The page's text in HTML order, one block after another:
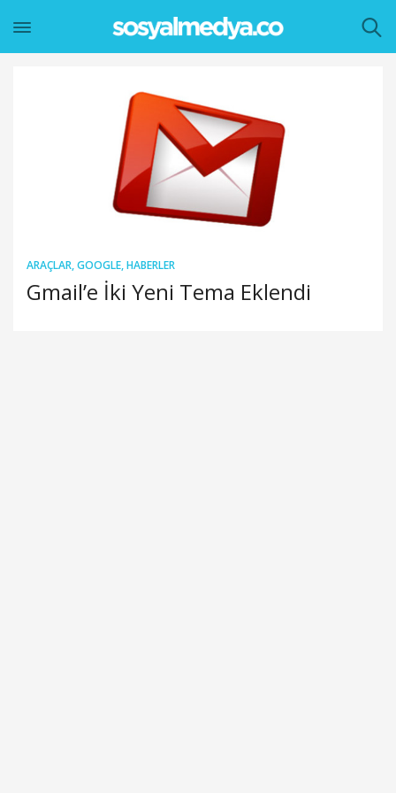
ARAÇLAR,GOOGLE,HABERLER
Gmail’e İki Yeni Tema Eklendi